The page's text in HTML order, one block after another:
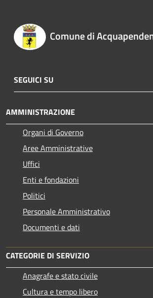
Comune di
SEGUICI SU
AMMINISTRAZIONE
Organi di Governo
Aree Amministrative
Uffici
Enti e fondazioni
Politici
Personale Amministrativo
Documenti e dati
CATEGORIE DI SERVIZIO
Anagrafe e stato civile
Cultura e tempo libero